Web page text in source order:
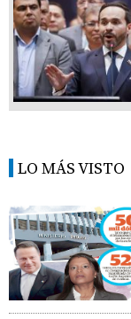
LO MÁS VISTO